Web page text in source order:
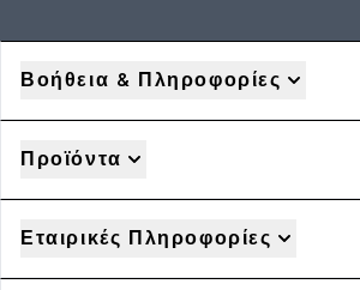
Βοήθεια & Πληροφορίες
Προϊόντα
Εταιρικές Πληροφορίες